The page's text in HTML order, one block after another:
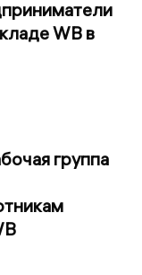
WB в
группа